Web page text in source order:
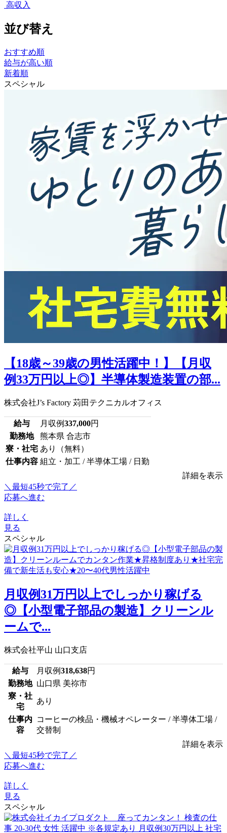
高収入
並び替え
おすすめ順
給与が高い順
新着順
スペシャル
【18歳～39歳の男性活躍中！】【月収
例33万円以上◎】半導体製造装置の部...
株式会社J’s Factory 苅田テクニカルオフィス
給与 月収例337,000円
勤務地
熊本県 合志市
寮・社宅 あり（無料）
仕事内容 組立・加工 / 半導体工場 / 日勤
詳細を表示
＼最短45秒で完了／
応募へ進む
詳しく
見る
スペシャル
月収例31万円以上でしっかり稼げる
◎【小型電子部品の製造】クリーンル
ームで...
株式会社平山 山口支店
給与 月収例318,638円
勤務地 山口県 美祢市
寮・社
宅
あり
仕事内
容
コーヒーの検品・機械オペレーター / 半導体工場 /
交替制
詳細を表示
＼最短45秒で完了／
応募へ進む
詳しく
見る
スペシャル